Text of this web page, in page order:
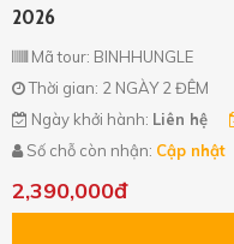
2026
Mã tour: BINHHUNGLE
Thời gian: 2 NGÀY 2 ĐÊM
Ngày khởi hành: Liên hệ
Số chỗ còn nhận: Cập nhật
2,390,000đ